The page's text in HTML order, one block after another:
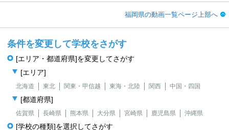
福岡県の動画一覧ページ上部へ
条件を変更して学校をさがす
[エリア・都道府県]を変更してさがす
[エリア]
北海道 東北 関東・甲信越 東海・北陸 関西 中国・四国
[都道府県]
佐賀県 長崎県 熊本県 大分県 宮崎県 鹿児島県 沖縄県
[学校の種類]を選択してさがす